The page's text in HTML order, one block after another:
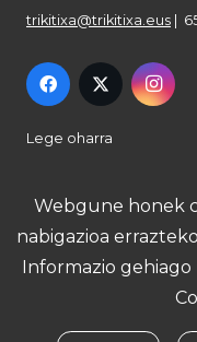
trikitixa@trikitixa.eus |
Lege oharra
Pribatutasun politika
Webgune honek
nabigazioa
Informazio